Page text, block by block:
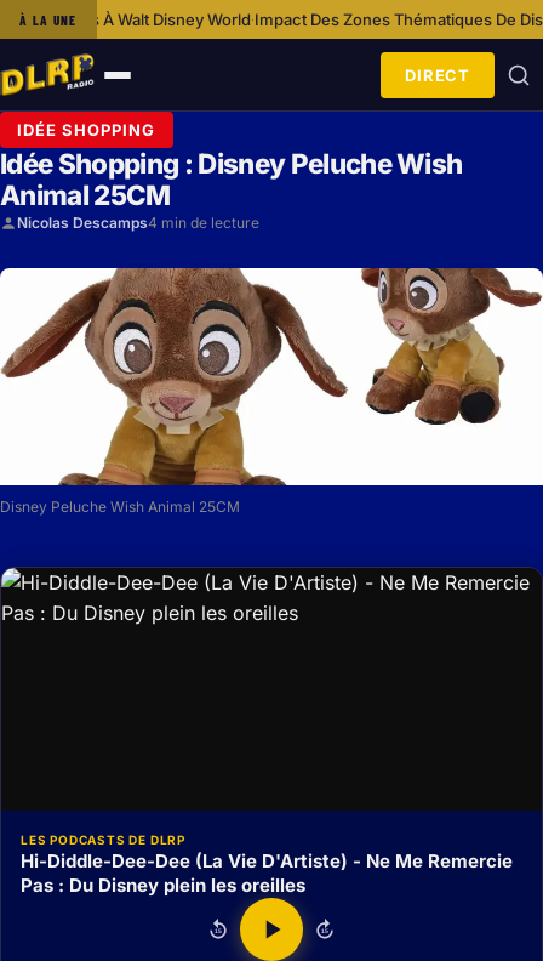
À LA UNE
Walt Disney World· Impact Des Zones Thématiques De Disneyland
Ouvrir
le
menu
DIRECT
IDÉE SHOPPING
Idée Shopping : Disney Peluche Wish
Animal 25CM
Nicolas Descamps4 min de lecture
Disney Peluche Wish Animal 25CM
LES PODCASTS DE DLRP
Hi-Diddle-Dee-Dee (La Vie D'Artiste) - Ne Me Remercie
Pas : Du Disney plein les oreilles
15 15